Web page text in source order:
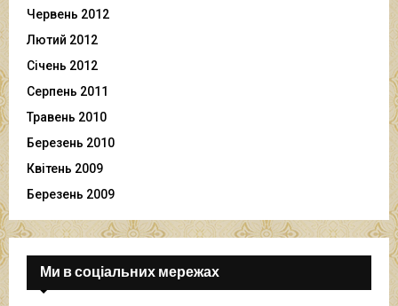
Червень 2012
Лютий 2012
Січень 2012
Серпень 2011
Травень 2010
Березень 2010
Квітень 2009
Березень 2009
Ми в соціальних мережах